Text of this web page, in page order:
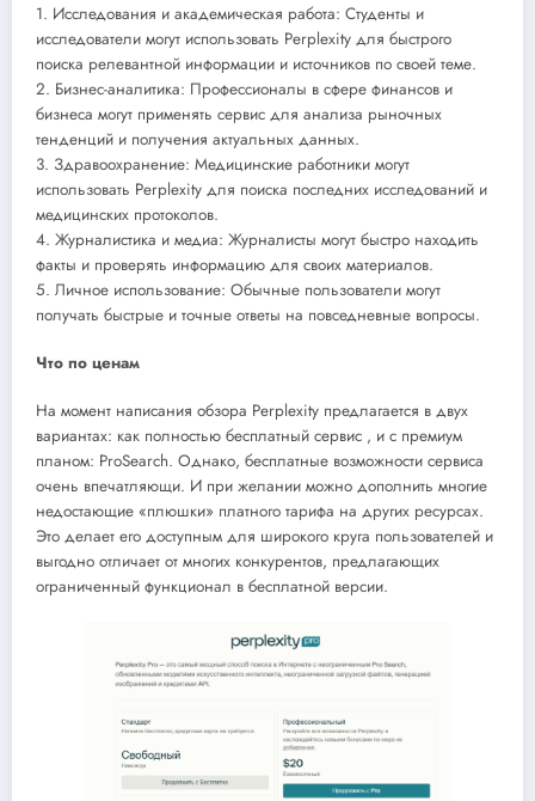
1. Исследования и академическая работа: Студенты и
исследователи могут использовать Perplexity для быстрого
поиска релевантной информации и источников по своей теме.
2. Бизнес-аналитика: Профессионалы в сфере финансов и
бизнеса могут применять сервис для анализа рыночных
тенденций и получения актуальных данных.
3. Здравоохранение: Медицинские работники могут
использовать Perplexity для поиска последних исследований и
медицинских протоколов.
4. Журналистика и медиа: Журналисты могут быстро находить
факты и проверять информацию для своих материалов.
5. Личное использование: Обычные пользователи могут
получать быстрые и точные ответы на повседневные вопросы.
Что по ценам
На момент написания обзора Perplexity предлагается в двух
вариантах: как полностью бесплатный сервис , и с премиум
планом: ProSearch. Однако, бесплатные возможности сервиса
очень впечатляющи. И при желании можно дополнить многие
недостающие «плюшки» платного тарифа на других ресурсах.
Это делает его доступным для широкого круга пользователей и
выгодно отличает от многих конкурентов, предлагающих
ограниченный функционал в бесплатной версии.